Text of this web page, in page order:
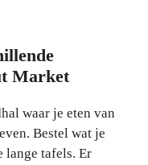
Market
waar je eten van
Bestel wat je
lange tafels. Er